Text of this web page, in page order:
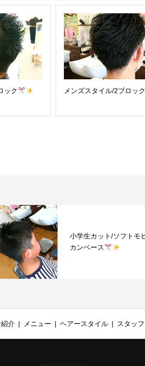
ック メンズスタイル/2ブロック
小学生カット/ソフトモ
カンベース
介 メニュー ヘアースタイル スタッ